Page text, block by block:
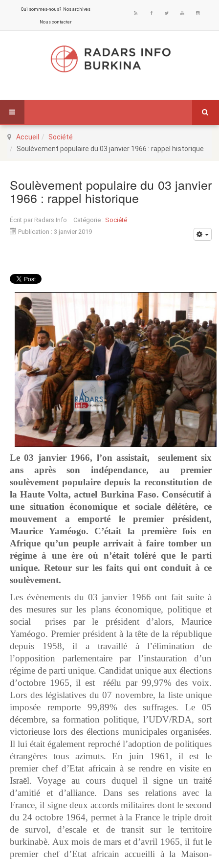
Qui sommes-nous? Nos archives
Nous contacter
Accueil
Société
Soulèvement populaire du 03 janvier 1966 : rappel historique
Soulèvement populaire du 03 janvier
1966 : rappel historique
Écrit par Radars Info Catégorie : Société
Publication : 3 janvier 2019
Le 03 janvier 1966, l’on assistait, seulement six
ans après son indépendance, au premier
soulèvement populaire depuis la reconstitution de
la Haute Volta, actuel Burkina Faso. Consécutif à
une situation économique et sociale délétère, ce
mouvement a emporté le premier président,
Maurice Yaméogo. C’était la première fois en
Afrique qu’un peuple arrivait à faire tomber un
régime à une ère où n’était toléré que le parti
unique. Retour sur les faits qui ont conduit à ce
soulèvement.
Les évènements du 03 janvier 1966 ont fait suite à
des mesures sur les plans économique, politique et
social prises par le président d’alors, Maurice
Yaméogo. Premier président à la tête de la république
depuis 1958, il a travaillé à l’élimination de
l’opposition parlementaire par l’instauration d’un
régime de parti unique. Candidat unique aux élections
d’octobre 1965, il est réélu par 99,97% des voix.
Lors des législatives du 07 novembre, la liste unique
imposée remporte 99,89% des suffrages. Le 05
décembre, sa formation politique, l’UDV/RDA, sort
victorieuse lors des élections municipales organisées.
Il lui était également reproché l’adoption de politiques
étrangères tous azimuts. En juin 1961, il est le
premier chef d’Etat africain à se rendre en visite en
Israël. Voyage au cours duquel il signe un traité
d’amitié et d’alliance. Dans ses relations avec la
France, il signe deux accords militaires dont le second
du 24 octobre 1964, permet à la France le triple droit
de survol, d’escale et de transit sur le territoire
burkinabè. Aux mois de mars et d’avril 1965, il fut le
premier chef d’Etat africain accueilli à la Maison-